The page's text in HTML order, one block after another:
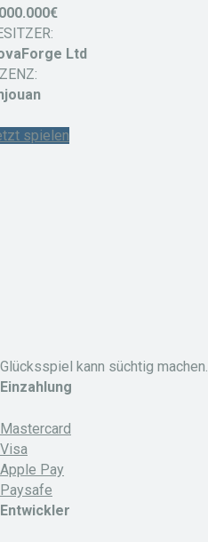
Ltd
spielen
Glücksspiel kann süchtig machen.
Einzahlung
Mastercard
Visa
Apple Pay
Paysafe
Entwickler